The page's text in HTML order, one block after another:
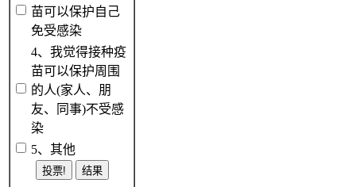
苗可以保护自己
免受感染
4、我觉得接种疫
苗可以保护周围
的人(家人、朋
友、同事)不受感
染
5、其他